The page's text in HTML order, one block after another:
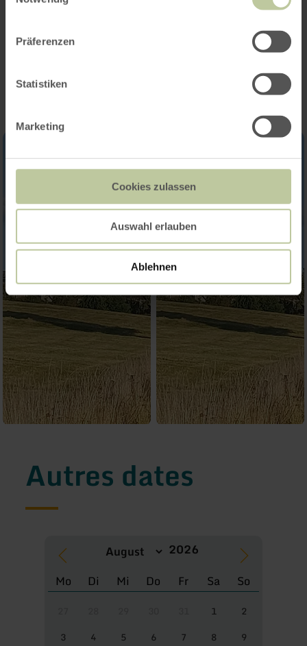
Präferenzen
Statistiken
Marketing
Cookies zulassen
Auswahl erlauben
Ablehnen
Responsable : Elisabeth Läufer (02473-6976)
Impressions
Autres dates
Mo Di Mi Do Fr Sa So
1
2
3
4 5 6 7 8
9